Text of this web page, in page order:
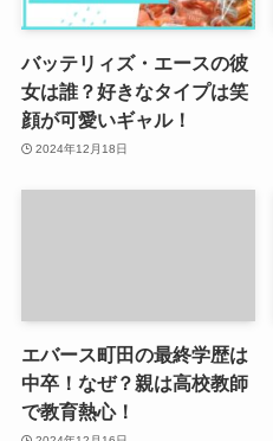
バッテリィズ・エースの彼
女は誰？好きなタイプは笑
顔が可愛いギャル！
2024年12月18日
エバース町田の最終学歴は
中卒！なぜ？親は高校教師
で教育熱心！